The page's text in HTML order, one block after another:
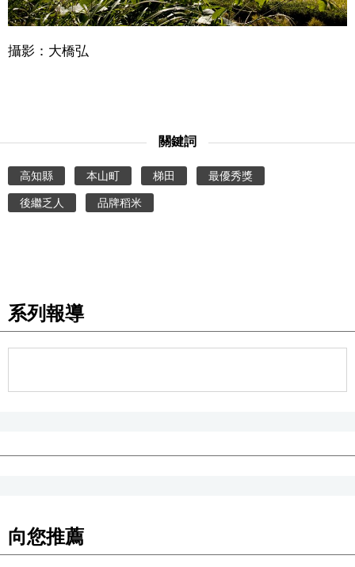
攝影：大橋弘
關鍵詞
高知縣 本山町 梯田 最優秀獎
後繼乏人 品牌稻米
系列報導
向您推薦